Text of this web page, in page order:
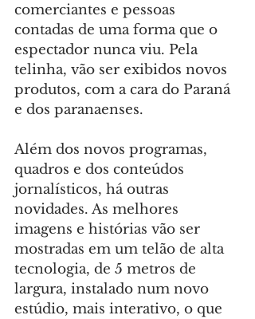
comerciantes e pessoas
contadas de uma forma que o
espectador nunca viu. Pela
telinha, vão ser exibidos novos
produtos, com a cara do Paraná
e dos paranaenses.
Além dos novos programas,
quadros e dos conteúdos
jornalísticos, há outras
novidades. As melhores
imagens e histórias vão ser
mostradas em um telão de alta
tecnologia, de 5 metros de
largura, instalado num novo
estúdio, mais interativo, o que